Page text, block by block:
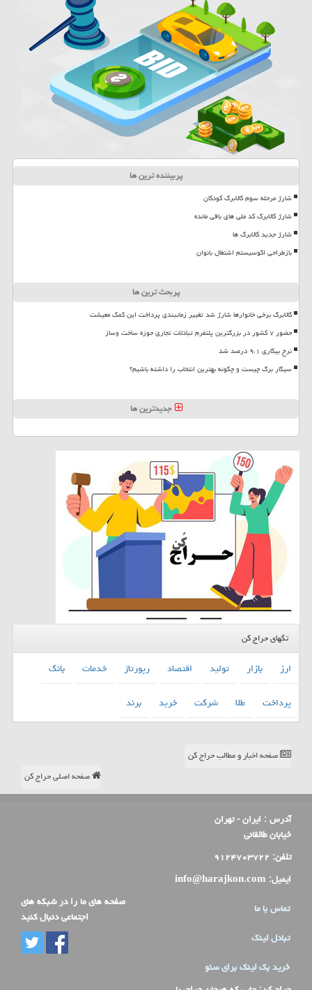
پربیننده ترین ها
شارژ مرحله سوم کالابرگ کودکان
شارژ کالابرگ کد ملی های باقی مانده
شارژ جدید کالابرگ ها
بازطراحی اکوسیستم اشتغال بانوان
پربحث ترین ها
کالابرگ برخی خانوارها شارژ شد تغییر زمانبندی پرداخت این کمک معیشت
حضور ۷ کشور در بزرگترین پلتفرم تبادلات تجاری حوزه ساخت وساز
نرخ بیکاری ۹،۱ درصد شد
سیگار برگ چیست و چگونه بهترین انتخاب را داشته باشیم؟
جدیدترین ها
تگهای حراج کن
ارز بازار تولید اقتصاد رپورتاژ خدمات
بانك
پرداخت
طلا شركت خرید برند
صفحه اخبار و مطالب حراج کن
صفحه اصلی حراج کن
آدرس : ایران - تهران
خیابان طالقانی
تلفن: ۹۱۲۴۷۰۳۷۲۲
ایمیل: info@harajkon.com
تماس با ما
تبادل لینک
خرید بک لینک برای سئو
صفحه های ما را در شبکه های
اجتماعی دنبال کنید